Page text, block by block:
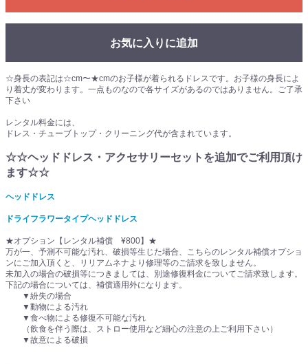
お気に入りに追加
☆身長の表記は☆cm〜★cmのお子様が着られるドレスです。お子様の身長によ
り着丈が変わります。一点ものなので各サイズがあるのではありません。ご了承
下さい
レンタル料金には、
ドレス・チューブトップ・クリーニング代が含まれています。
☆☆ヘッドドレス・アクセサリーセットを追加でご利用頂け
ます☆☆
ヘッドドレス
ドライフラワータイプヘッドドレス
★オプション【レンタル補償 ¥800】★
万が一、予測不可能な汚れ、破損等生じた場合、こちらのレンタル補償オプショ
ンにご加入頂くと、リリアムネナより修理等のご請求を致しません。
未加入の場合の破損等につきましては、別途修復料金についてご請求致します。
下記の場合については、補償適用外になります。
▼紛失の場合
▼動物による汚れ
▼食べ物による修復不可能な汚れ
（飲食を伴う際は、ストロー使用など細心の注意の上ご利用下さい）
▼故意による破損